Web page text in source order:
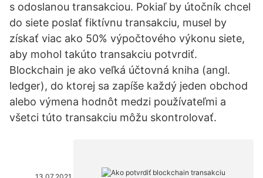
s odoslanou transakciou. Pokiaľ by útočník chcel
do siete poslať fiktívnu transakciu, musel by
získať viac ako 50% výpočtového výkonu siete,
aby mohol takúto transakciu potvrdiť.
Blockchain je ako veľká účtovná kniha (angl.
ledger), do ktorej sa zapíše každý jeden obchod
alebo výmena hodnôt medzi používateľmi a
všetci túto transakciu môžu skontrolovať.